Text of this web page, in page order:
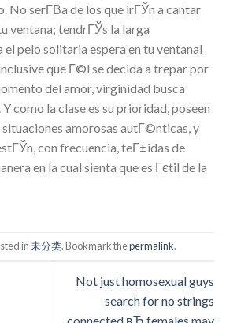
No serГ­В­a de los que irГЎn a cantar
ventana; tendrГЎs la larga
pelo solitaria espera en tu ventanal
que Г©l se decida a trepar por
del amor, virginidad busca
como la clase es su prioridad, poseen
amorosas autГ©nticas, y
con frecuencia, teГ±idas de
en la cual sienta que es Гєtil de la
in未分类. Bookmark thepermalink.
Not just homosexual guys
search for no strings